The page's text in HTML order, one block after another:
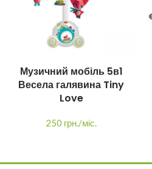
Музичний мобіль 5в1
Весела галявина Tiny
Love
250 грн./міс.